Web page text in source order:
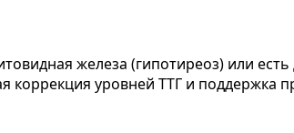
железа (гипотиреоз) или
уровней ТТГ и поддержка